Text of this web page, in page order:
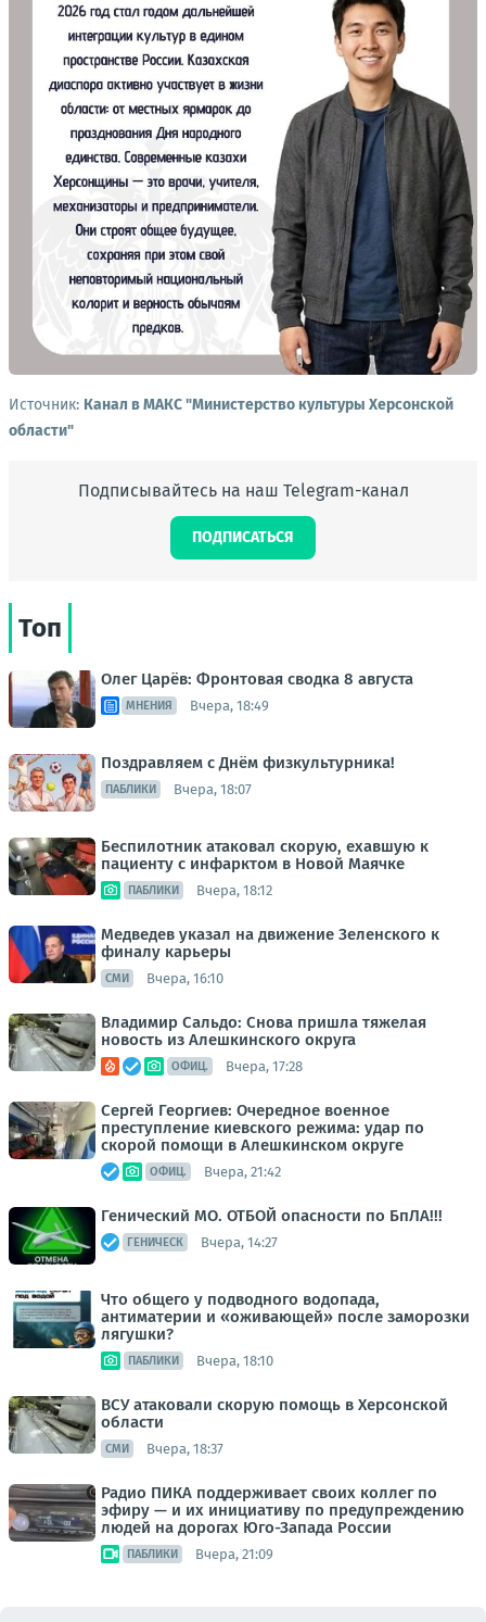
Источник: Канал в МАКС "Министерство культуры Херсонской
области"
Подписывайтесь на наш Telegram-канал
ПОДПИСАТЬСЯ
Топ
Олег Царёв: Фронтовая сводка 8 августа
МНЕНИЯ Вчера, 18:49
Поздравляем с Днём физкультурника!
ПАБЛИКИ Вчера, 18:07
Беспилотник атаковал скорую, ехавшую к
пациенту с инфарктом в Новой Маячке
ПАБЛИКИ Вчера, 18:12
Медведев указал на движение Зеленского к
финалу карьеры
СМИ Вчера, 16:10
Владимир Сальдо: Снова пришла тяжелая
новость из Алешкинского округа
ОФИЦ. Вчера, 17:28
Сергей Георгиев: Очередное военное
преступление киевского режима: удар по
скорой помощи в Алешкинском округе
ОФИЦ. Вчера, 21:42
Генический МО. ОТБОЙ опасности по БпЛА!!!
ГЕНИЧЕСК Вчера, 14:27
Что общего у подводного водопада,
антиматерии и «оживающей» после заморозки
лягушки?
ПАБЛИКИ Вчера, 18:10
ВСУ атаковали скорую помощь в Херсонской
области
СМИ Вчера, 18:37
Радио ПИКА поддерживает своих коллег по
эфиру — и их инициативу по предупреждению
людей на дорогах Юго-Запада России
ПАБЛИКИ Вчера, 21:09